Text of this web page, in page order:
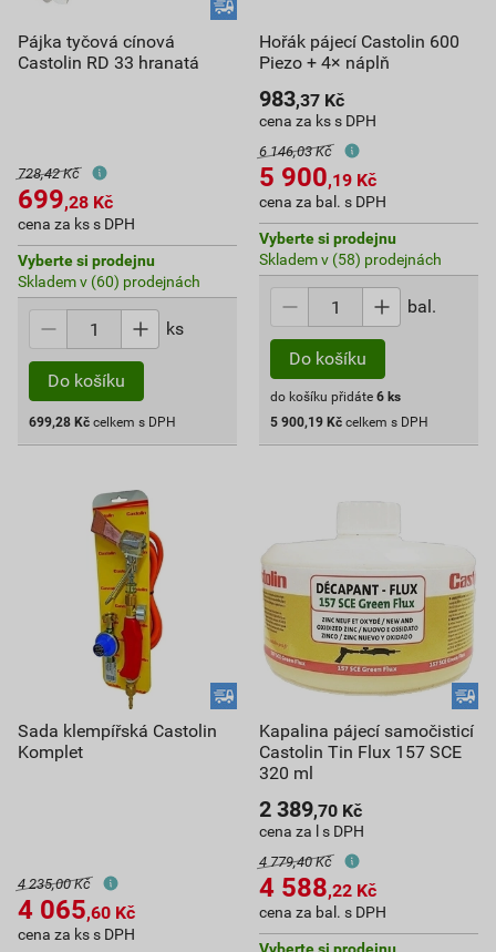
Pájka tyčová cínová
Castolin RD 33 hranatá
728,42 Kč
699,28 Kč
cena za ks s DPH
Vyberte si prodejnu
Skladem v (60) prodejnách
ks
Do košíku
699,28 Kč celkem s DPH
Hořák pájecí Castolin 600
Piezo + 4× náplň
983,37 Kč
cena za ks s DPH
6 146,03 Kč
5 900,19 Kč
cena za bal. s DPH
Vyberte si prodejnu
Skladem v (58) prodejnách
bal.
Do košíku
do košíku přidáte 6 ks
5 900,19 Kč celkem s DPH
Sada klempířská Castolin
Komplet
4 235,00 Kč
4 065,60 Kč
cena za ks s DPH
Kapalina pájecí samočisticí
Castolin Tin Flux 157 SCE
320 ml
2 389,70 Kč
cena za l s DPH
4 779,40 Kč
4 588,22 Kč
cena za bal. s DPH